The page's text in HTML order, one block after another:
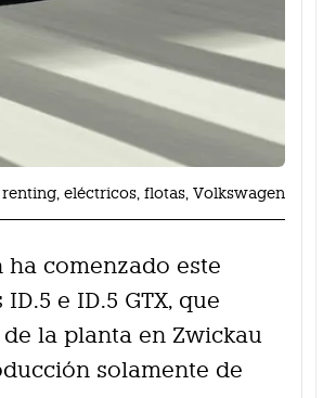
eléctricos, flotas, Volkswagen
comenzado este
e ID.5 GTX, que
la planta en Zwickau
solamente de